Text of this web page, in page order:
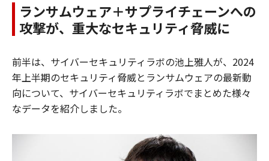
ランサムウェア＋サプライチェーンへの
攻撃が、重大なセキュリティ脅威に
前半は、サイバーセキュリティラボの池上雅人が、2024
年上半期のセキュリティ脅威とランサムウェアの最新動
向について、サイバーセキュリティラボでまとめた様々
なデータを紹介しました。